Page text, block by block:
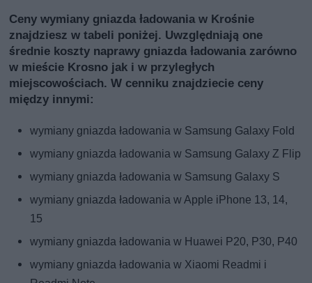
Ceny wymiany gniazda ładowania w Krośnie
znajdziesz w tabeli poniżej. Uwzględniają one
średnie koszty naprawy gniazda ładowania zarówno
w mieście Krosno jak i w przyległych
miejscowościach. W cenniku znajdziecie ceny
między innymi:
wymiany gniazda ładowania w Samsung Galaxy Fold
wymiany gniazda ładowania w Samsung Galaxy Z Flip
wymiany gniazda ładowania w Samsung Galaxy S
wymiany gniazda ładowania w Apple iPhone 13, 14,
15
wymiany gniazda ładowania w Huawei P20, P30, P40
wymiany gniazda ładowania w Xiaomi Readmi i